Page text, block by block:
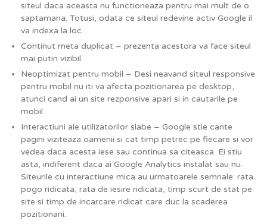
siteul daca aceasta nu functioneaza pentru mai mult de o
saptamana. Totusi, odata ce siteul redevine activ Google il
va indexa la loc.
Continut meta duplicat – prezenta acestora va face siteul
mai putin vizibil.
Neoptimizat pentru mobil – Desi neavand siteul responsive
pentru mobil nu iti va afecta pozitionarea pe desktop,
atunci cand ai un site rezponsive apari si in cautarile pe
mobil.
Interactiuni ale utilizatorilor slabe – Google stie cante
pagini viziteaza oamenii si cat timp petrec pe fiecare si vor
vedea daca acesta iese sau continua sa citeasca. Ei stiu
asta, indiferent daca ai Google Analytics instalat sau nu.
Siteurile cu interactiune mica au urmatoarele semnale: rata
pogo ridicata, rata de iesire ridicata, timp scurt de stat pe
site si timp de incarcare ridicat care duc la scaderea
pozitionarii.